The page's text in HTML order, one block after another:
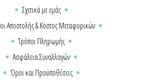
Σχετικά με εμάς
Αποστολής & Κόστος Μεταφορικών
Τρόποι Πληρωμής
Ασφάλεια Συναλλαγών
Όροι και Προϋποθέσεις